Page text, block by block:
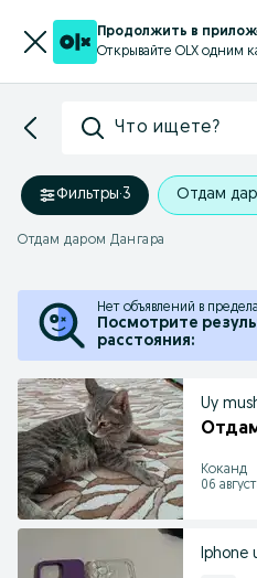
Продолжить в
Открывайте OLX одним
Что ищете?
Фильтры·3 Отдам
Отдам даром Дангара
Нет объявлений в
Посмотрите
расстояния:
Uy
Коканд
06
Iphone